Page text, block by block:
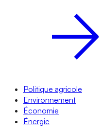
Politique agricole
Environnement
Économie
Énergie